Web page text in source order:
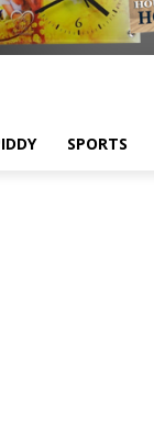
SPORTS